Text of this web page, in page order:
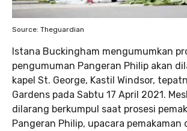
Source: Theguardian
Istana Buckingham mengumumkan
pengumuman Pangeran Philip akan
kapel St. George, Kastil Windsor,
Gardens pada Sabtu 17 April 2021.
dilarang berkumpul saat prosesi
Pangeran Philip, upacara pemakaman